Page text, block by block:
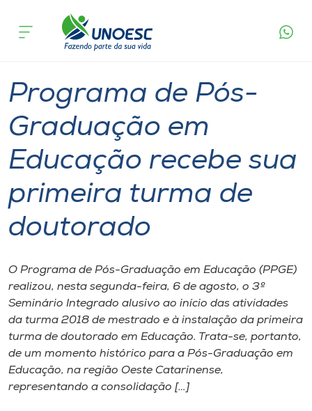
Cursos
Pesquisa
Atendimento ao Estudante
Portal de Ensino
Internacionalização
I.nova
Diplomados
acontece
Programa de Pós-
Graduação em
Educação recebe sua
primeira turma de
doutorado
O Programa de Pós-Graduação em Educação (PPGE)
realizou, nesta segunda-feira, 6 de agosto, o 3º
Seminário Integrado alusivo ao início das atividades
da turma 2018 de mestrado e à instalação da primeira
turma de doutorado em Educação. Trata-se, portanto,
de um momento histórico para a Pós-Graduação em
Educação, na região Oeste Catarinense,
representando a consolidação […]